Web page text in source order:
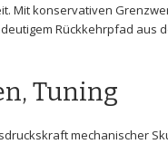
Mit konservativen
Rückkehrpfad aus
‌Tuning
mechanischer